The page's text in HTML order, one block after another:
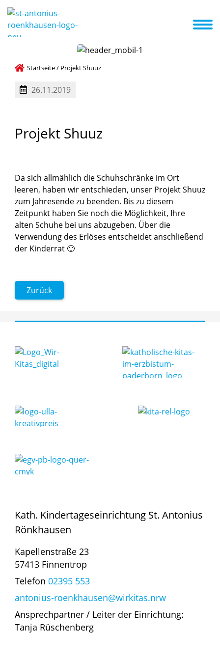
Das sind wir
Startseite/ Projekt Shuuz
26.11.2019
Projekt Shuuz
Da sich allmählich die Schuhschränke im Ort
leeren, haben wir entschieden, unser Projekt Shuuz
zum Jahresende zu beenden. Bis zu diesem
Zeitpunkt haben Sie noch die Möglichkeit, Ihre
alten Schuhe bei uns abzugeben. Über die
Verwendung des Erlöses entscheidet anschließend
der Kinderrat 🙂
Zurück
Kath. Kindertageseinrichtung St. Antonius
Rönkhausen
Kapellenstraße 23
57413 Finnentrop
Telefon 02395 553
antonius-roenkhausen@wirkitas.nrw
Ansprechpartner / Leiter der Einrichtung:
Tanja Rüschenberg